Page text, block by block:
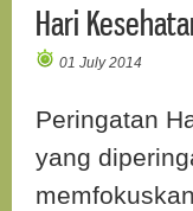
Hari
01 July 2014
Peringatan
yang